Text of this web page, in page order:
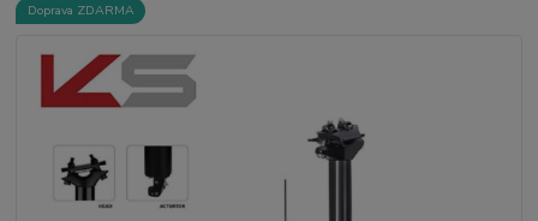
Doprava ZDARMA